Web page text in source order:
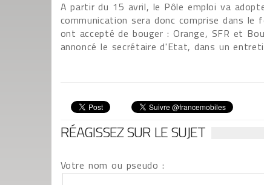
A partir du 15 avril, le Pôle emploi va
communication sera donc comprise dans
ont accepté de bouger : Orange, SFR et
annoncé le secrétaire d'Etat, dans un
RÉAGISSEZ SUR LE SUJET
Votre nom ou pseudo :